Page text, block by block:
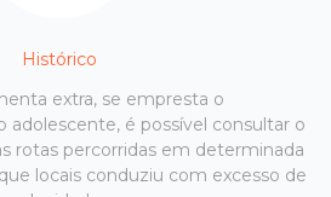
Histórico
extra, se empresta o
adolescente, é possível consultar o
rotas percorridas em determinada
locais conduziu com excesso de